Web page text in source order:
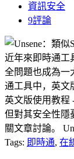
資訊安全
9評論
近年來即時通工
全問題也成為一
通工具中，英文
英文版使用教程
但對其安全性隱
關文章討論。
Tags: 即時通, 在